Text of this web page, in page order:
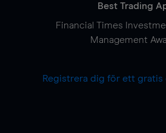
Best Trading
Financial Times
Management
Registrera dig för ett